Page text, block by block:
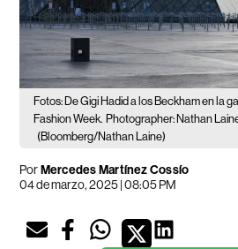
Fotos: De Gigi Hadid a los Beckham en la
Fashion Week. Photographer: Nathan
(Bloomberg/Nathan Laine)
PorMercedes Martínez Cossío
04 de marzo, 2025 | 08:05 PM